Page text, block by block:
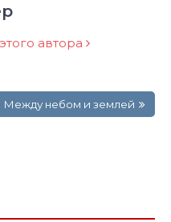
автора
Между небом и землей